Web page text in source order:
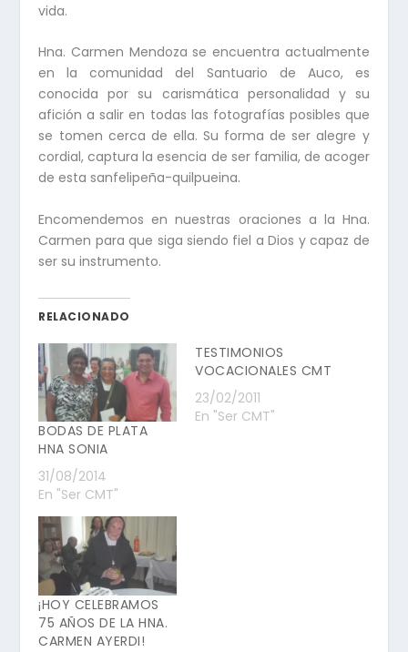
vida.
Hna. Carmen Mendoza se encuentra actualmente
en la comunidad del Santuario de Auco, es
conocida por su carismática personalidad y su
afición a salir en todas las fotografías posibles que
se tomen cerca de ella. Su forma de ser alegre y
cordial, captura la esencia de ser familia, de acoger
de esta sanfelipeña-quilpueina.
Encomendemos en nuestras oraciones a la Hna.
Carmen para que siga siendo fiel a Dios y capaz de
ser su instrumento.
RELACIONADO
BODAS DE PLATA
HNA SONIA
31/08/2014
En "Ser CMT"
TESTIMONIOS
VOCACIONALES CMT
23/02/2011
En "Ser CMT"
¡HOY CELEBRAMOS
75 AÑOS DE LA HNA.
CARMEN AYERDI!